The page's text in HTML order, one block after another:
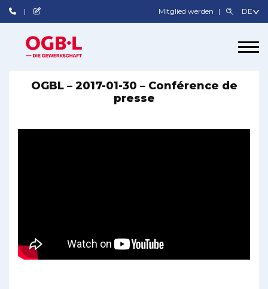
Mitglied werden
OGBL – 2017-01-30 – Conférence de
presse